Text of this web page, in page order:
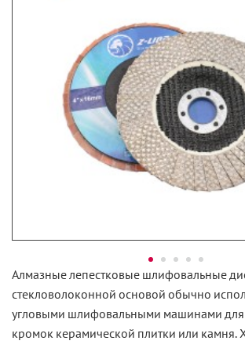
Алмазные лепестковые шлифовальные
стекловолоконной основой обычно
угловыми шлифовальными машинами
кромок керамической плитки или